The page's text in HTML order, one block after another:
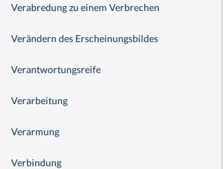
Verabredung zu einem Verbrechen
Verändern des Erscheinungsbildes
Verantwortungsreife
Verarbeitung
Verarmung
Verbindung